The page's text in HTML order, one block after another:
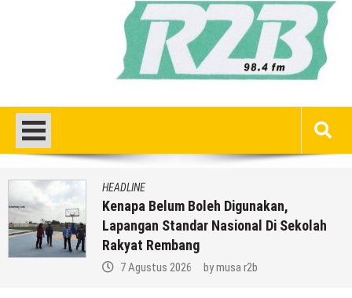
HEADLINE
Kenapa Belum Boleh Digunakan,
Lapangan Standar Nasional Di Sekolah
Rakyat Rembang
7 Agustus 2026 bymusa r2b